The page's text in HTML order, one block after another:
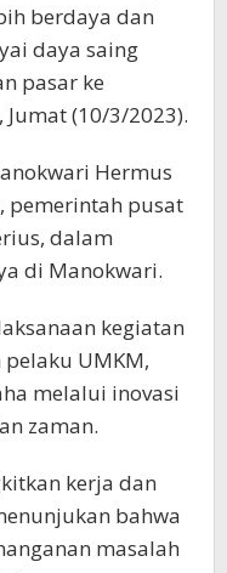
berdaya dan
daya saing
pasar ke
(10/3/2023).
Hermus
pemerintah pusat
dalam
di Manokwari.
kegiatan
UMKM,
melalui inovasi
zaman.
kerja dan
bahwa
masalah